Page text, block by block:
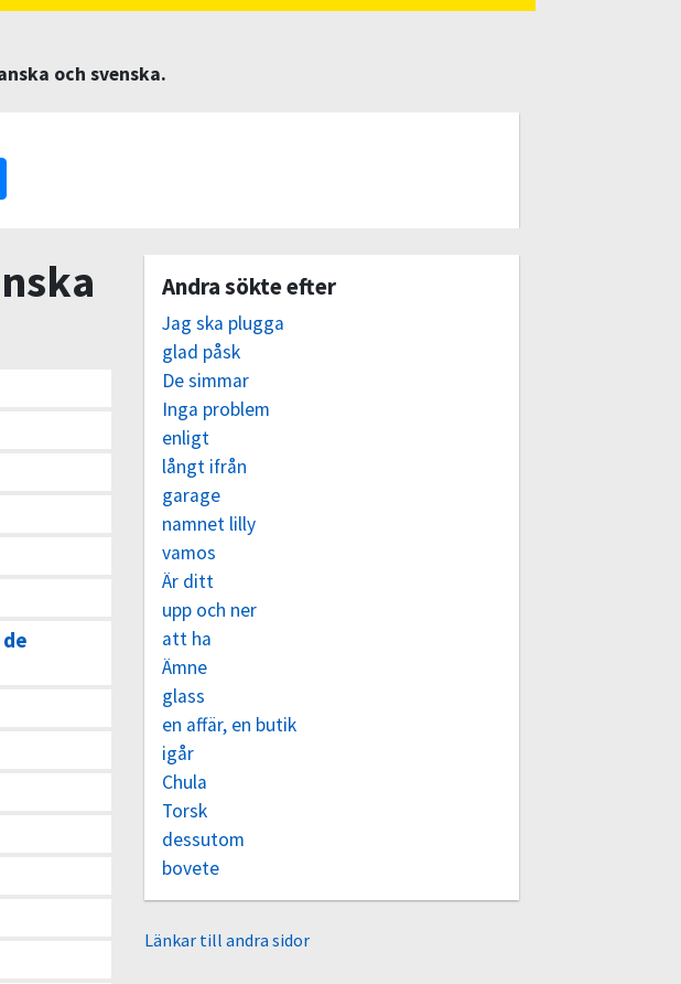
och svenska.
Andra sökte efter
Jag ska plugga
glad påsk
De simmar
Inga problem
enligt
långt ifrån
garage
namnet lilly
vamos
Är ditt
upp och ner
att ha
Ämne
glass
en affär, en butik
igår
Chula
Torsk
dessutom
bovete
Länkar till andra sidor